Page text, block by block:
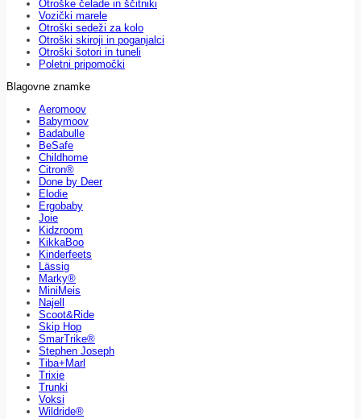
Otroške čelade in ščitniki
Vozički marele
Otroški sedeži za kolo
Otroški skiroji in poganjalci
Otroški šotori in tuneli
Poletni pripomočki
Blagovne znamke
Aeromoov
Babymoov
Badabulle
BeSafe
Childhome
Citron®
Done by Deer
Elodie
Ergobaby
Joie
Kidzroom
KikkaBoo
Kinderfeets
Lässig
Marky®
MiniMeis
Najell
Scoot&Ride
Skip Hop
SmarTrike®
Stephen Joseph
Tiba+Marl
Trixie
Trunki
Voksi
Wildride®